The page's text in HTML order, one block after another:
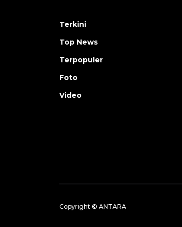
Terkini
Top News
Terpopuler
Foto
Video
Copyright © ANTARA